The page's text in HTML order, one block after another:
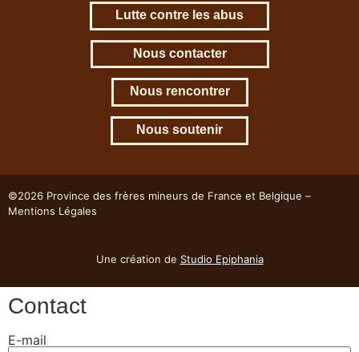
Lutte contre les abus
Nous contacter
Nous rencontrer
Nous soutenir
©2026 Province des frères mineurs de France et Belgique –
Mentions Légales
Une création de Studio Epiphania
Contact
E-mail